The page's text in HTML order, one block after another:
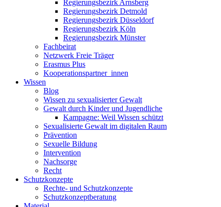
Regierungsbezirk Arnsberg
Regierungsbezirk Detmold
Regierungsbezirk Düsseldorf
Regierungsbezirk Köln
Regierungsbezirk Münster
Fachbeirat
Netzwerk Freie Träger
Erasmus Plus
Kooperationspartner_innen
Wissen
Blog
Wissen zu sexualisierter Gewalt
Gewalt durch Kinder und Jugendliche
Kampagne: Weil Wissen schützt
Sexualisierte Gewalt im digitalen Raum
Prävention
Sexuelle Bildung
Intervention
Nachsorge
Recht
Schutzkonzepte
Rechte- und Schutzkonzepte
Schutzkonzeptberatung